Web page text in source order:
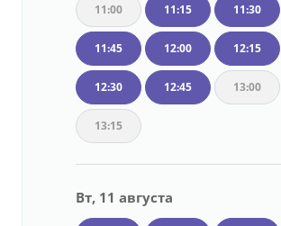
11:00 11:15 11:30
11:45 12:00 12:15
12:30 12:45 13:00
13:15
Вт, 11 августа